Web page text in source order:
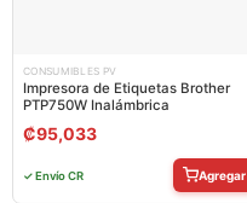
CONSUMIBLES PV
Impresora de Etiquetas Brother
PTP750W Inalámbrica
₡95,033
✓ Envío CR Agregar